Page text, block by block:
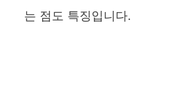
는 점도 특징입니다.